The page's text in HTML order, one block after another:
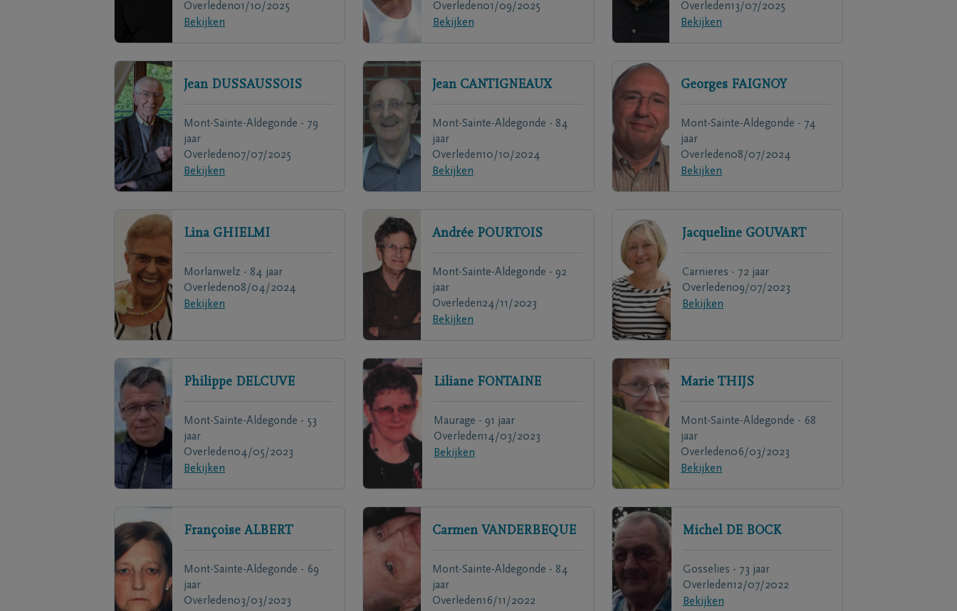
Overleden01/10/2025
Bekijken
Overleden01/09/2025
Bekijken
Overleden13/07/2025
Bekijken
Jean DUSSAUSSOIS
Mont-Sainte-Aldegonde - 79
jaar
Overleden07/07/2025
Bekijken
Jean CANTIGNEAUX
Mont-Sainte-Aldegonde - 84
jaar
Overleden10/10/2024
Bekijken
Georges FAIGNOY
Mont-Sainte-Aldegonde - 74
jaar
Overleden08/07/2024
Bekijken
Lina GHIELMI
Morlanwelz - 84 jaar
Overleden08/04/2024
Bekijken
Andrée POURTOIS
Mont-Sainte-Aldegonde - 92
jaar
Overleden24/11/2023
Bekijken
Jacqueline GOUVART
Carnieres - 72 jaar
Overleden09/07/2023
Bekijken
Philippe DELCUVE
Mont-Sainte-Aldegonde - 53
jaar
Overleden04/05/2023
Bekijken
Liliane FONTAINE
Maurage - 91 jaar
Overleden14/03/2023
Bekijken
Marie THIJS
Mont-Sainte-Aldegonde - 68
jaar
Overleden06/03/2023
Bekijken
Françoise ALBERT
Mont-Sainte-Aldegonde - 69
jaar
Overleden03/03/2023
Carmen VANDERBEQUE
Mont-Sainte-Aldegonde - 84
jaar
Overleden16/11/2022
Michel DE BOCK
Gosselies - 73 jaar
Overleden12/07/2022
Bekijken